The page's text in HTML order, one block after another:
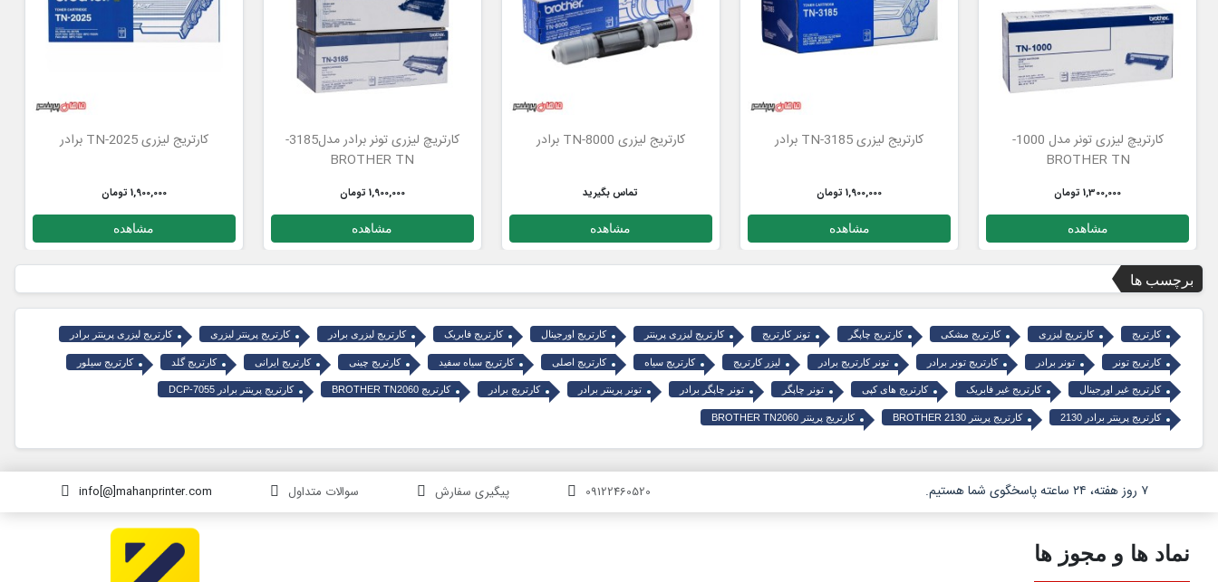
کارتریچ لیزری تونر مدل 1000-
BROTHER TN
1,300,000 تومان
مشاهده
کارتریج لیزری TN-3185 برادر
1,900,000 تومان
مشاهده
کارتریج لیزری TN-8000 برادر
تماس بگیرید
مشاهده
کارتریچ لیزری تونر برادر مدل3185-
BROTHER TN
1,900,000 تومان
مشاهده
کارتریج لیزری TN-2025 برادر
1,900,000 تومان
مشاهده
برچسب ها
کارتریج کارتریج لیزری کارتریج مشکی کارتریج چاپگر تونر کارتریج کارتریج لیزری پرینتر کارتریج اورجینال کارتریج فابریک کارتریج لیزری برادر کارتریج پرینتر لیزری کارتریج لیزری پرینتر برادر
کارتریج تونر تونر برادر کارتریج تونر برادر تونر کارتریج برادر لیزر کارتریج کارتریج سیاه کارتریج اصلی کارتریج سیاه سفید کارتریج چینی کارتریج ایرانی کارتریج گلد کارتریج سیلور
کارتریج غیر اورجینال کارتریج غیر فابریک کارتریج های کپی تونر چاپگر تونر چاپگر برادر تونر پرینتر برادر کارتریج برادر کارتریج BROTHER TN2060 کارتریج پرینتر برادر DCP-7055
کارتریج پرینتر برادر 2130 کارتریج پرینتر BROTHER 2130 کارتریج پرینتر BROTHER TN2060
۷ روز هفته، ۲۴ ساعته پاسخگوی شما هستیم. info[@]mahanprinter.com سوالات متداول پیگیری سفارش 09122460520
نماد ها و مجوز ها